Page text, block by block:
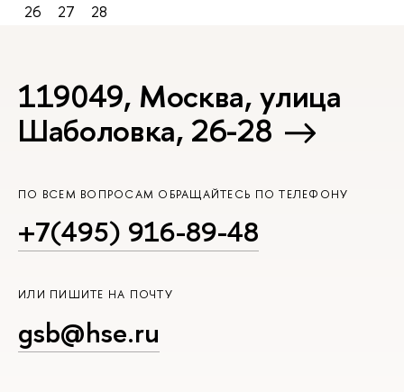
26
27 28
119049, Москва, улица
Шаболовка, 26-28
ПО ВСЕМ ВОПРОСАМ ОБРАЩАЙТЕСЬ ПО ТЕЛЕФОНУ
+7(495) 916-89-48
ИЛИ ПИШИТЕ НА ПОЧТУ
gsb@hse.ru